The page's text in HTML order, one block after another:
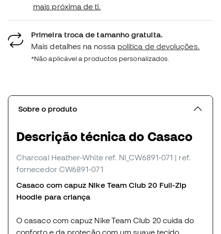
mais próxima de ti.
Primeira troca de tamanho gratuita.
Mais detalhes na nossa política de devoluções.
*Não aplicável a productos personalizados.
Sobre o produto
Descrição técnica do Casaco
Charcoal Heather-White ref. NI_CW6891-071 | ref.
fornecedor CW6891-071
Casaco com capuz Nike Team Club 20 Full-Zip
Hoodie para criança
O casaco com capuz Nike Team Club 20 cuida do
conforto e da proteção com um suave tecido